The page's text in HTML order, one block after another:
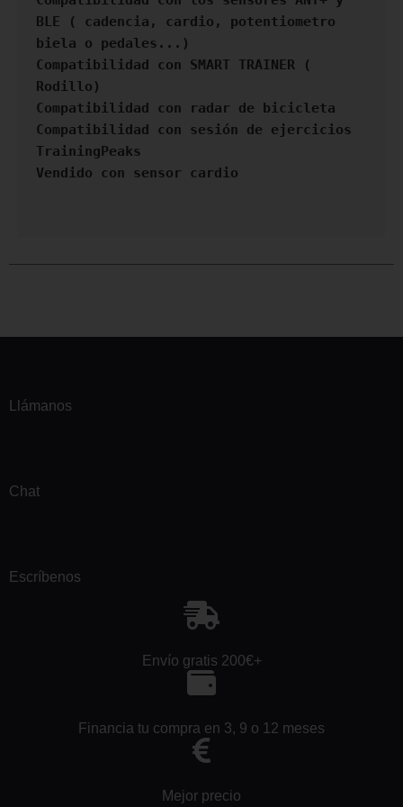
BLE ( cadencia, cardio, potentiometro
biela o pedales...)
Compatibilidad con SMART TRAINER (
Rodillo)
Compatibilidad con radar de bicicleta
Compatibilidad con sesión de ejercicios
TrainingPeaks
Vendido con sensor cardio
Llámanos
Chat
Escríbenos
Envío gratis 200€+
Financia tu compra en 3, 9 o 12 meses
Mejor precio